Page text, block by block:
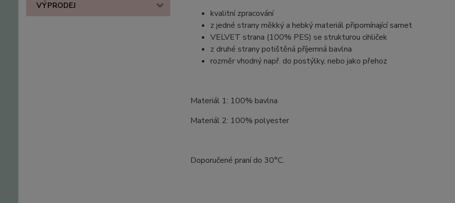
VÝPRODEJ
kvalitní zpracování
z jedné strany měkký a hebký materiál připomínající samet
VELVET strana (100% PES) se strukturou cihliček
z druhé strany potištěná příjemná bavlna
rozměr vhodný např. do postýlky, nebo jako přehoz
Materiál 1: 100% bavlna
Materiál 2: 100% polyester
Doporučené praní do 30°C.